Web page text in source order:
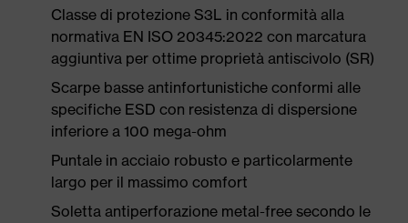
Classe di protezione S3L in conformità alla
normativa EN ISO 20345:2022 con marcatura
aggiuntiva per ottime proprietà antiscivolo (SR)
Scarpe basse antinfortunistiche conformi alle
specifiche ESD con resistenza di dispersione
inferiore a 100 mega-ohm
Puntale in acciaio robusto e particolarmente
largo per il massimo comfort
Soletta antiperforazione metal-free secondo le